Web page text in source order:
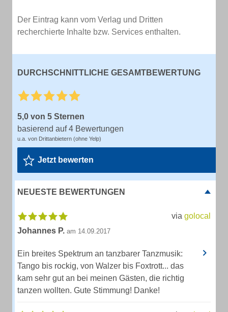
Der Eintrag kann vom Verlag und Dritten
recherchierte Inhalte bzw. Services enthalten.
DURCHSCHNITTLICHE GESAMTBEWERTUNG
5,0 von 5 Sternen
basierend auf 4 Bewertungen
u.a. von Drittanbietern (ohne Yelp)
Jetzt bewerten
NEUESTE BEWERTUNGEN
via golocal
Johannes P. am 14.09.2017
Ein breites Spektrum an tanzbarer Tanzmusik:
Tango bis rockig, von Walzer bis Foxtrott... das
kam sehr gut an bei meinen Gästen, die richtig
tanzen wollten. Gute Stimmung! Danke!